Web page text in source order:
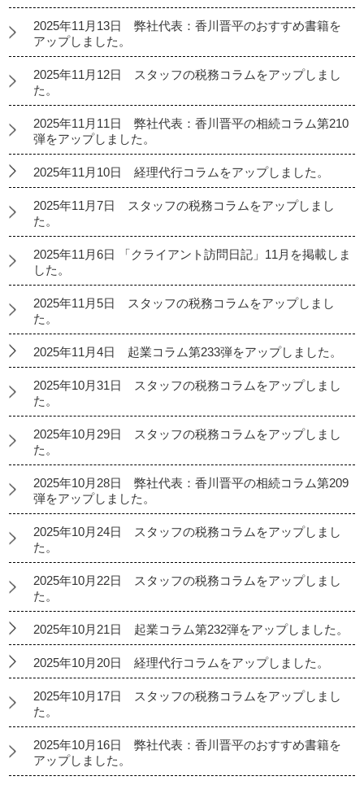
2025年11月13日 弊社代表：香川晋平のおすすめ書籍を
アップしました。
2025年11月12日 スタッフの税務コラムをアップしまし
た。
2025年11月11日 弊社代表：香川晋平の相続コラム第210
弾をアップしました。
2025年11月10日 経理代行コラムをアップしました。
2025年11月7日 スタッフの税務コラムをアップしまし
た。
2025年11月6日 「クライアント訪問日記」11月を掲載しま
した。
2025年11月5日 スタッフの税務コラムをアップしまし
た。
2025年11月4日 起業コラム第233弾をアップしました。
2025年10月31日 スタッフの税務コラムをアップしまし
た。
2025年10月29日 スタッフの税務コラムをアップしまし
た。
2025年10月28日 弊社代表：香川晋平の相続コラム第209
弾をアップしました。
2025年10月24日 スタッフの税務コラムをアップしまし
た。
2025年10月22日 スタッフの税務コラムをアップしまし
た。
2025年10月21日 起業コラム第232弾をアップしました。
2025年10月20日 経理代行コラムをアップしました。
2025年10月17日 スタッフの税務コラムをアップしまし
た。
2025年10月16日 弊社代表：香川晋平のおすすめ書籍を
アップしました。